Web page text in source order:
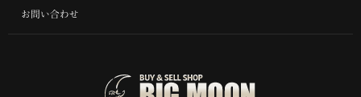
お問い合わせ